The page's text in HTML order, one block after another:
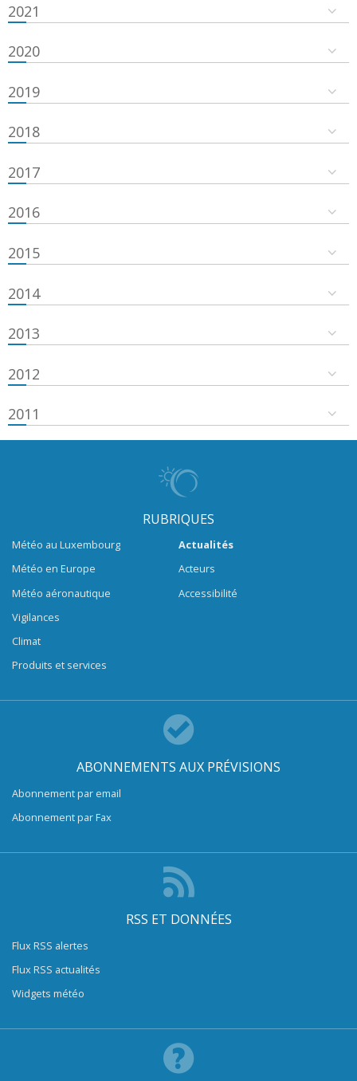
2021
2020
2019
2018
2017
2016
2015
2014
2013
2012
2011
RUBRIQUES
Météo au Luxembourg
Météo en Europe
Météo aéronautique
Vigilances
Climat
Produits et services
Actualités
Acteurs
Accessibilité
ABONNEMENTS AUX PRÉVISIONS
Abonnement par email
Abonnement par Fax
RSS ET DONNÉES
Flux RSS alertes
Flux RSS actualités
Widgets météo